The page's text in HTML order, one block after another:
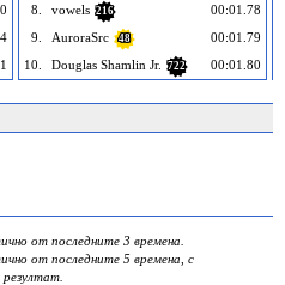
8.
vowels 216
00:01.78
9.
AuroraSrc 48
00:01.79
10.
Douglas Shamlin Jr. 722 00:01.80
от последните 3 времена.
от последните 5 времена, с